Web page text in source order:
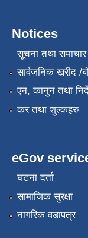
Notices
सूचना तथा समाचार
सार्वजनिक खरीद /
एन, कानुन तथा
कर तथा शुल्कहरु
eGov
घटना दर्ता
सामाजिक सुरक्षा
नागरिक वडापत्र